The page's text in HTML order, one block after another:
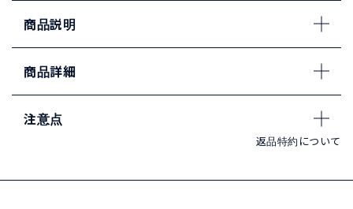
商品説明
商品詳細
注意点
返品特約について